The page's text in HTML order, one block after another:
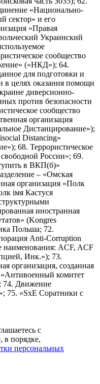
«Национально-
сектор» и его
«Правая
Украинский
сообщество
(«НКД»); 64.
для подготовки и
в целях оказания помощи
диверсионно-
против безопасности
сообщество
организация
Дистанцирование»);
Distancing»
68. Террористическое
России»; 69.
в ВКП(б)»
– «Омская
организация «Полк
iмя Кастуся
иностранная
(Kongres
Польша; 72.
Anti-Corruption
наименования: ACF, ACF
Инк.»); 73.
организация, созданная
комитет
74. Движение
75. «SxE Соратники с
с
в порядке,
персональных